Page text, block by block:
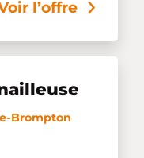
l’offre
Brompton